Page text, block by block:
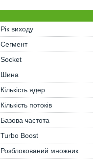
Рік виходу
Сегмент
Socket
Шина
Кількість ядер
Кількість потоків
Базова частота
Turbo Boost
Розблокований множник